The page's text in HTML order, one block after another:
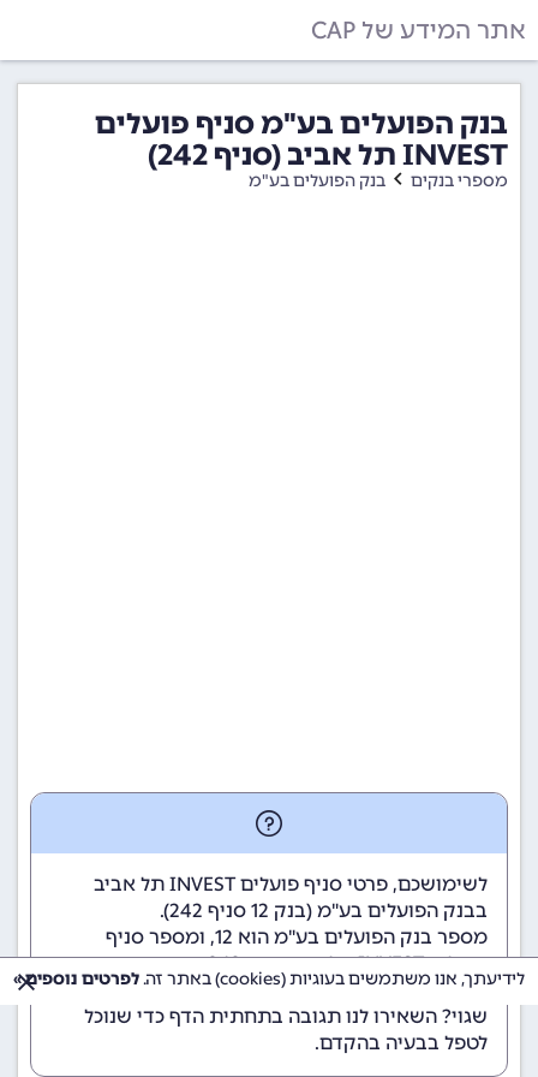
אתר המידע של CAP
בנק הפועלים בע"מ סניף פועלים
INVEST תל אביב (סניף 242)
מספרי בנקים בנק הפועלים בע"מ
לשימושכם, פרטי סניף פועלים INVEST תל אביב
בבנק הפועלים בע"מ (בנק 12
סניף 242).
מספר בנק הפועלים בע"מ הוא 12
, ומספר סניף
פועלים INVEST תל אביב הוא 242.
הנתונים מתעדכנים באופן קבוע. נתקלתם במידע
שגוי? השאירו לנו תגובה בתחתית הדף כדי שנוכל
לטפל בבעיה בהקדם.
לידיעתך, אנו משתמשים בעוגיות (cookies) באתר זה. לפרטים נוספים »